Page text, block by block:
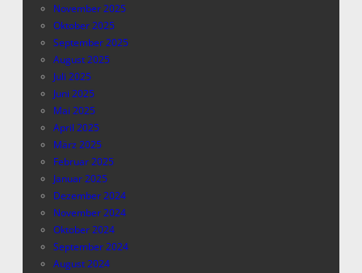
November 2025
Oktober 2025
September 2025
August 2025
Juli 2025
Juni 2025
Mai 2025
April 2025
März 2025
Februar 2025
Januar 2025
Dezember 2024
November 2024
Oktober 2024
September 2024
August 2024